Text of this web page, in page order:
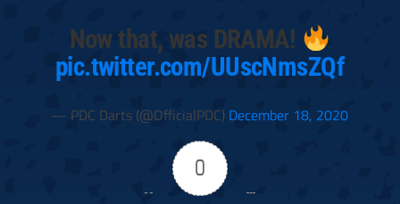
Now that, was DRAMA!
pic.twitter.com/UUscNmsZQf
— PDC Darts (@OfficialPDC) December 18, 2020
0